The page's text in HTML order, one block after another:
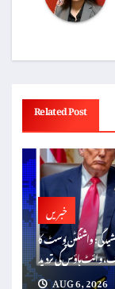
Related Post
خبریں
واشنگٹن پوسٹ کا
وائٹ ہاؤس کی تردید
AUG 6, 2026